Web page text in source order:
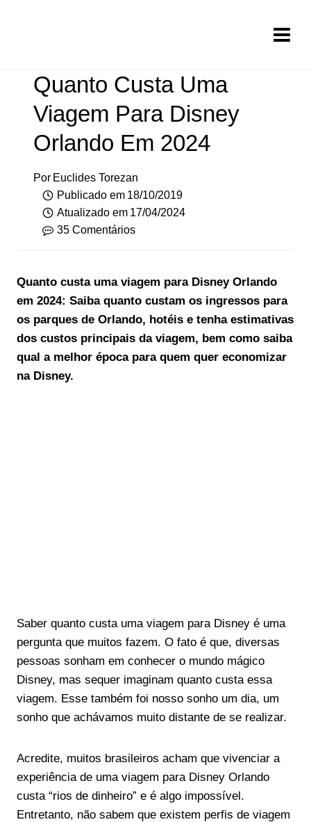
Quanto Custa Uma
Viagem Para Disney
Orlando Em 2024
Por Euclides Torezan
Publicado em 18/10/2019
Atualizado em 17/04/2024
35 Comentários
Quanto custa uma viagem para Disney Orlando
em 2024: Saiba quanto custam os ingressos para
os parques de Orlando, hotéis e tenha estimativas
dos custos principais da viagem, bem como saiba
qual a melhor época para quem quer economizar
na Disney.
Saber quanto custa uma viagem para Disney é uma
pergunta que muitos fazem. O fato é que, diversas
pessoas sonham em conhecer o mundo mágico
Disney, mas sequer imaginam quanto custa essa
viagem. Esse também foi nosso sonho um dia, um
sonho que achávamos muito distante de se realizar.
Acredite, muitos brasileiros acham que vivenciar a
experiência de uma viagem para Disney Orlando
custa “rios de dinheiro” e é algo impossível.
Entretanto, não sabem que existem perfis de viagem